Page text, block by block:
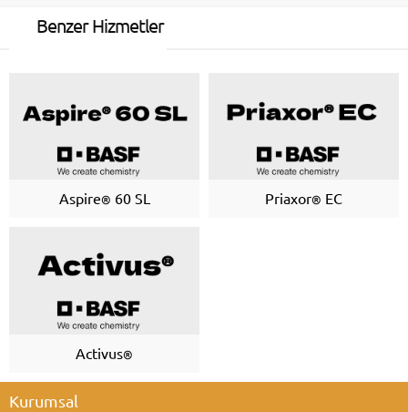
Benzer Hizmetler
Aspire® 60 SL Priaxor® EC
Activus®
Kurumsal